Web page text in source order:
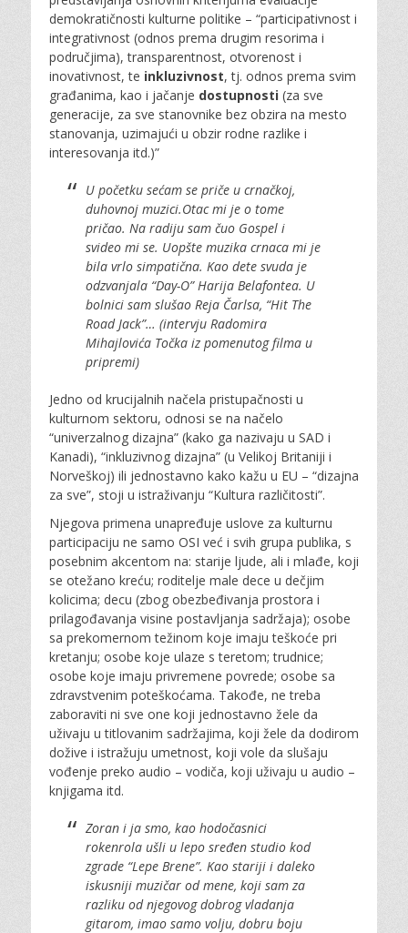
demokratičnosti kulturne politike – “participativnost i
integrativnost (odnos prema drugim resorima i
područjima), transparentnost, otvorenost i
inovativnost, te inkluzivnost, tj. odnos prema svim
građanima, kao i jačanje dostupnosti (za sve
generacije, za sve stanovnike bez obzira na mesto
stanovanja, uzimajući u obzir rodne razlike i
interesovanja itd.)”
U početku sećam se priče u crnačkoj,
duhovnoj muzici.Otac mi je o tome
pričao. Na radiju sam čuo Gospel i
svideo mi se. Uopšte muzika crnaca mi je
bila vrlo simpatična. Kao dete svuda je
odzvanjala “Day-O” Harija Belafontea. U
bolnici sam slušao Reja Čarlsa, “Hit The
Road Jack”… (intervju Radomira
Mihajlovića Točka iz pomenutog filma u
pripremi)
Jedno od krucijalnih načela pristupačnosti u
kulturnom sektoru, odnosi se na načelo
“univerzalnog dizajna” (kako ga nazivaju u SAD i
Kanadi), “inkluzivnog dizajna” (u Velikoj Britaniji i
Norveškoj) ili jednostavno kako kažu u EU – “dizajna
za sve”, stoji u istraživanju “Kultura različitosti”.
Njegova primena unapređuje uslove za kulturnu
participaciju ne samo OSI već i svih grupa publika, s
posebnim akcentom na: starije ljude, ali i mlađe, koji
se otežano kreću; roditelje male dece u dečjim
kolicima; decu (zbog obezbeđivanja prostora i
prilagođavanja visine postavljanja sadržaja); osobe
sa prekomernom težinom koje imaju teškoće pri
kretanju; osobe koje ulaze s teretom; trudnice;
osobe koje imaju privremene povrede; osobe sa
zdravstvenim poteškoćama. Takođe, ne treba
zaboraviti ni sve one koji jednostavno žele da
uživaju u titlovanim sadržajima, koji žele da dodirom
dožive i istražuju umetnost, koji vole da slušaju
vođenje preko audio – vodiča, koji uživaju u audio –
knjigama itd.
Zoran i ja smo, kao hodočasnici
rokenrola ušli u lepo sređen studio kod
zgrade “Lepe Brene”. Kao stariji i daleko
iskusniji muzičar od mene, koji sam za
razliku od njegovog dobrog vladanja
gitarom, imao samo volju, dobru boju